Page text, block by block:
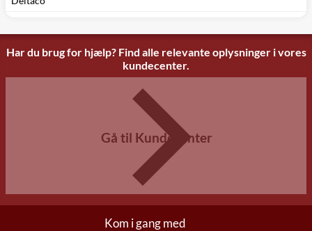
Har du brug for hjælp? Find alle relevante oplysninger i vores
kundecenter.
Gå til Kundecenter
Kom i gang med